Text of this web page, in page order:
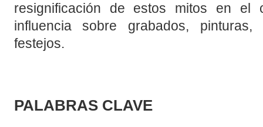
resignificación de estos mitos en el
influencia sobre grabados,
festejos.
PALABRAS CLAVE